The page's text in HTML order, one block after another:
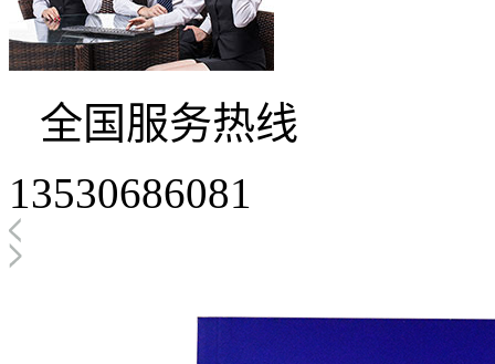
全国服务热线
13530686081